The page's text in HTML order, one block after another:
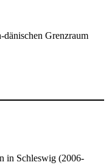
Grenzraum
in Schleswig (2006-